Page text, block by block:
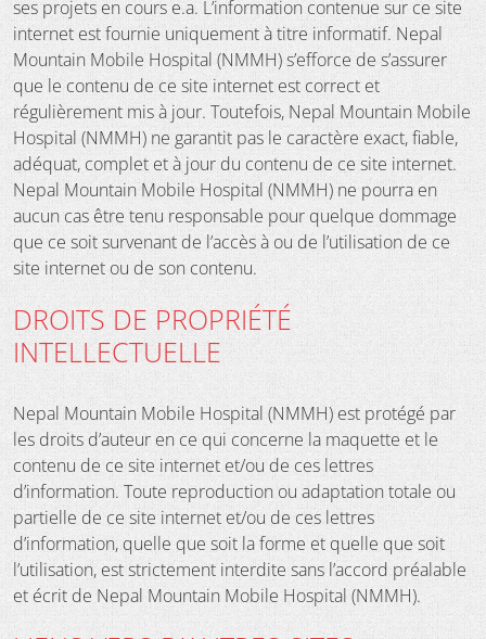
ses projets en cours e.a. L’information contenue sur ce site
internet est fournie uniquement à titre informatif. Nepal
Mountain Mobile Hospital (NMMH) s’efforce de s’assurer
que le contenu de ce site internet est correct et
régulièrement mis à jour. Toutefois, Nepal Mountain Mobile
Hospital (NMMH) ne garantit pas le caractère exact, fiable,
adéquat, complet et à jour du contenu de ce site internet.
Nepal Mountain Mobile Hospital (NMMH) ne pourra en
aucun cas être tenu responsable pour quelque dommage
que ce soit survenant de l’accès à ou de l’utilisation de ce
site internet ou de son contenu.
DROITS DE PROPRIÉTÉ
INTELLECTUELLE
Nepal Mountain Mobile Hospital (NMMH) est protégé par
les droits d’auteur en ce qui concerne la maquette et le
contenu de ce site internet et/ou de ces lettres
d’information. Toute reproduction ou adaptation totale ou
partielle de ce site internet et/ou de ces lettres
d’information, quelle que soit la forme et quelle que soit
l’utilisation, est strictement interdite sans l’accord préalable
et écrit de Nepal Mountain Mobile Hospital (NMMH).